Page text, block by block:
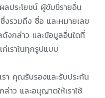
ประโยชน์ ผู้ขับขี่รายอื่น
รวมถึง ชื่อ และหมายเลข
งกล่าว และข้อมูลอื่นใดที่
เราในทุกรูปแบบ
า คุณรับรองและรับประกัน
าว และอนุญาตให้เราใช้